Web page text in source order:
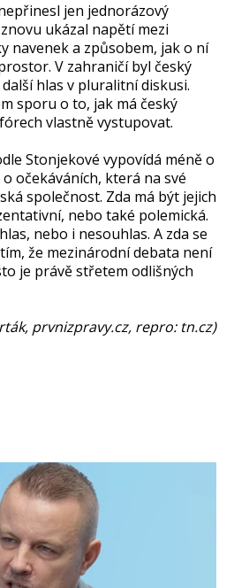
jen jednorázový
ukázal napětí mezi
navenek a způsobem, jak o ní
V zahraničí byl český
hlas v pluralitní diskusi.
sporu o to, jak má český
vlastně vystupovat.
Stonjekové vypovídá méně o
očekáváních, která na své
společnost. Zda má být jejich
nebo také polemická.
nebo i nesouhlas. A zda se
že mezinárodní debata není
je právě střetem odlišných
prvnizpravy.cz, repro: tn.cz)